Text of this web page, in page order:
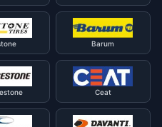
Barum
Ceat